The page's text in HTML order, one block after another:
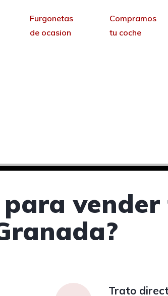
Furgonetas
de ocasion
Compramos
tu coche
vender
Trato